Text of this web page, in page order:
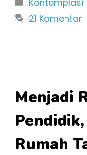
Kontemplasi
21 Komentar
Menjadi
Rumah